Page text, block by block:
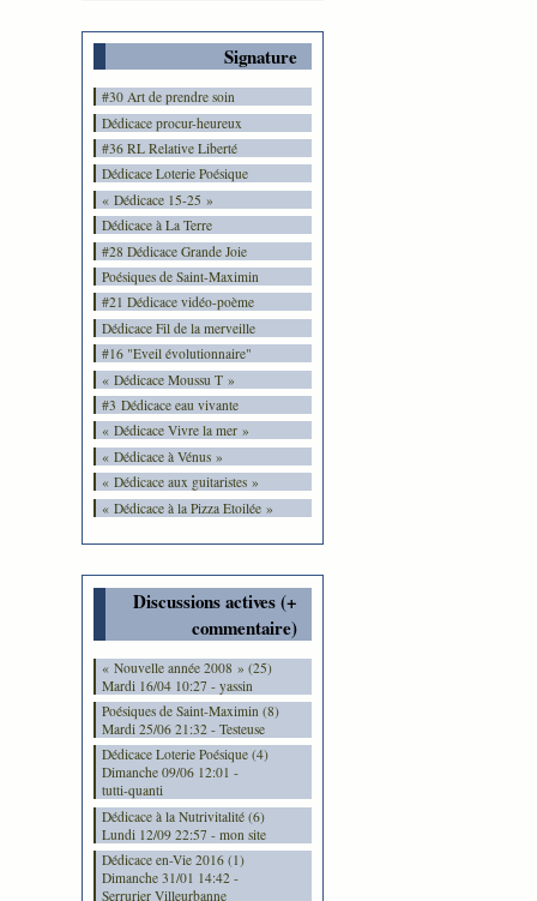
Signature
#30 Art de prendre soin
Dédicace procur-heureux
#36 RL Relative Liberté
Dédicace Loterie Poésique
« Dédicace 15-25 »
Dédicace à La Terre
#28 Dédicace Grande Joie
Poésiques de Saint-Maximin
#21 Dédicace vidéo-poème
Dédicace Fil de la merveille
#16 "Eveil évolutionnaire"
« Dédicace Moussu T »
#3 Dédicace eau vivante
« Dédicace Vivre la mer »
« Dédicace à Vénus »
« Dédicace aux guitaristes »
« Dédicace à la Pizza Etoilée »
Discussions actives (+
commentaire)
« Nouvelle année 2008 » (25)
Mardi 16/04 10:27 - yassin
Poésiques de Saint-Maximin (8)
Mardi 25/06 21:32 - Testeuse
Dédicace Loterie Poésique (4)
Dimanche 09/06 12:01 -
tutti-quanti
Dédicace à la Nutrivitalité (6)
Lundi 12/09 22:57 - mon site
Dédicace en-Vie 2016 (1)
Dimanche 31/01 14:42 -
Serrurier Villeurbanne